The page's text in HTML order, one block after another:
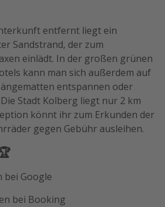
entfernt liegt ein
Sandstrand, der zum
einlädt. In der großen grünen
kann man sich außerdem auf
entspannen oder
Stadt Kolberg liegt nur 2 km
könnt ihr zum Erkunden der
gegen Gebühr ausleihen.
bei Google
bei Booking